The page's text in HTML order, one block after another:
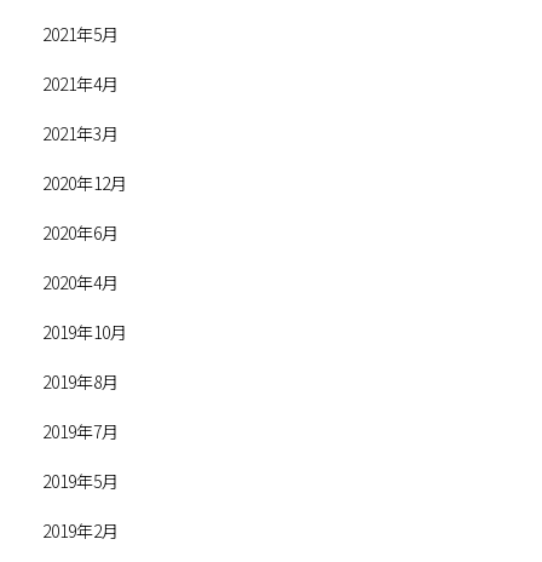
2021年5月
2021年4月
2021年3月
2020年12月
2020年6月
2020年4月
2019年10月
2019年8月
2019年7月
2019年5月
2019年2月